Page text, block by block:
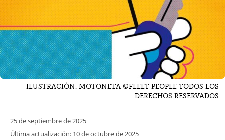
ILUSTRACIÓN: MOTONETA ©FLEET PEOPLE TODOS LOS
DERECHOS RESERVADOS
25 de septiembre de 2025
Última actualización: 10 de octubre de 2025